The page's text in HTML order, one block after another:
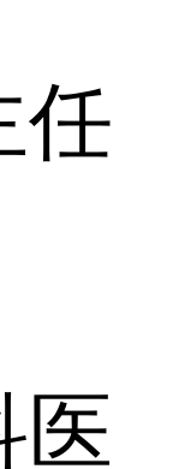
任
医